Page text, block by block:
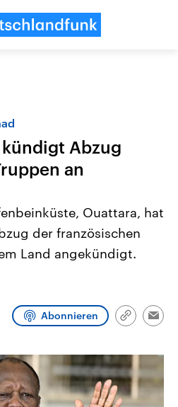
aus
Aktuelle Beiträge,
den mächtigsten Ländern
mit großem Einfluss auf
aktuelle Weltgeschehen.
Podcasts
Abzug
an
Ouattara, hat
der französischen
Land angekündigt.
Abonnieren
Link